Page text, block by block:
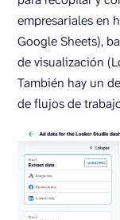
empresariales en
Google Sheets),
de visualización
También hay un
de flujos de